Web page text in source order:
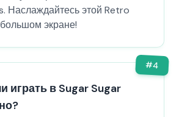
Наслаждайтесь этой Retro
экране!
#4
играть в Sugar Sugar